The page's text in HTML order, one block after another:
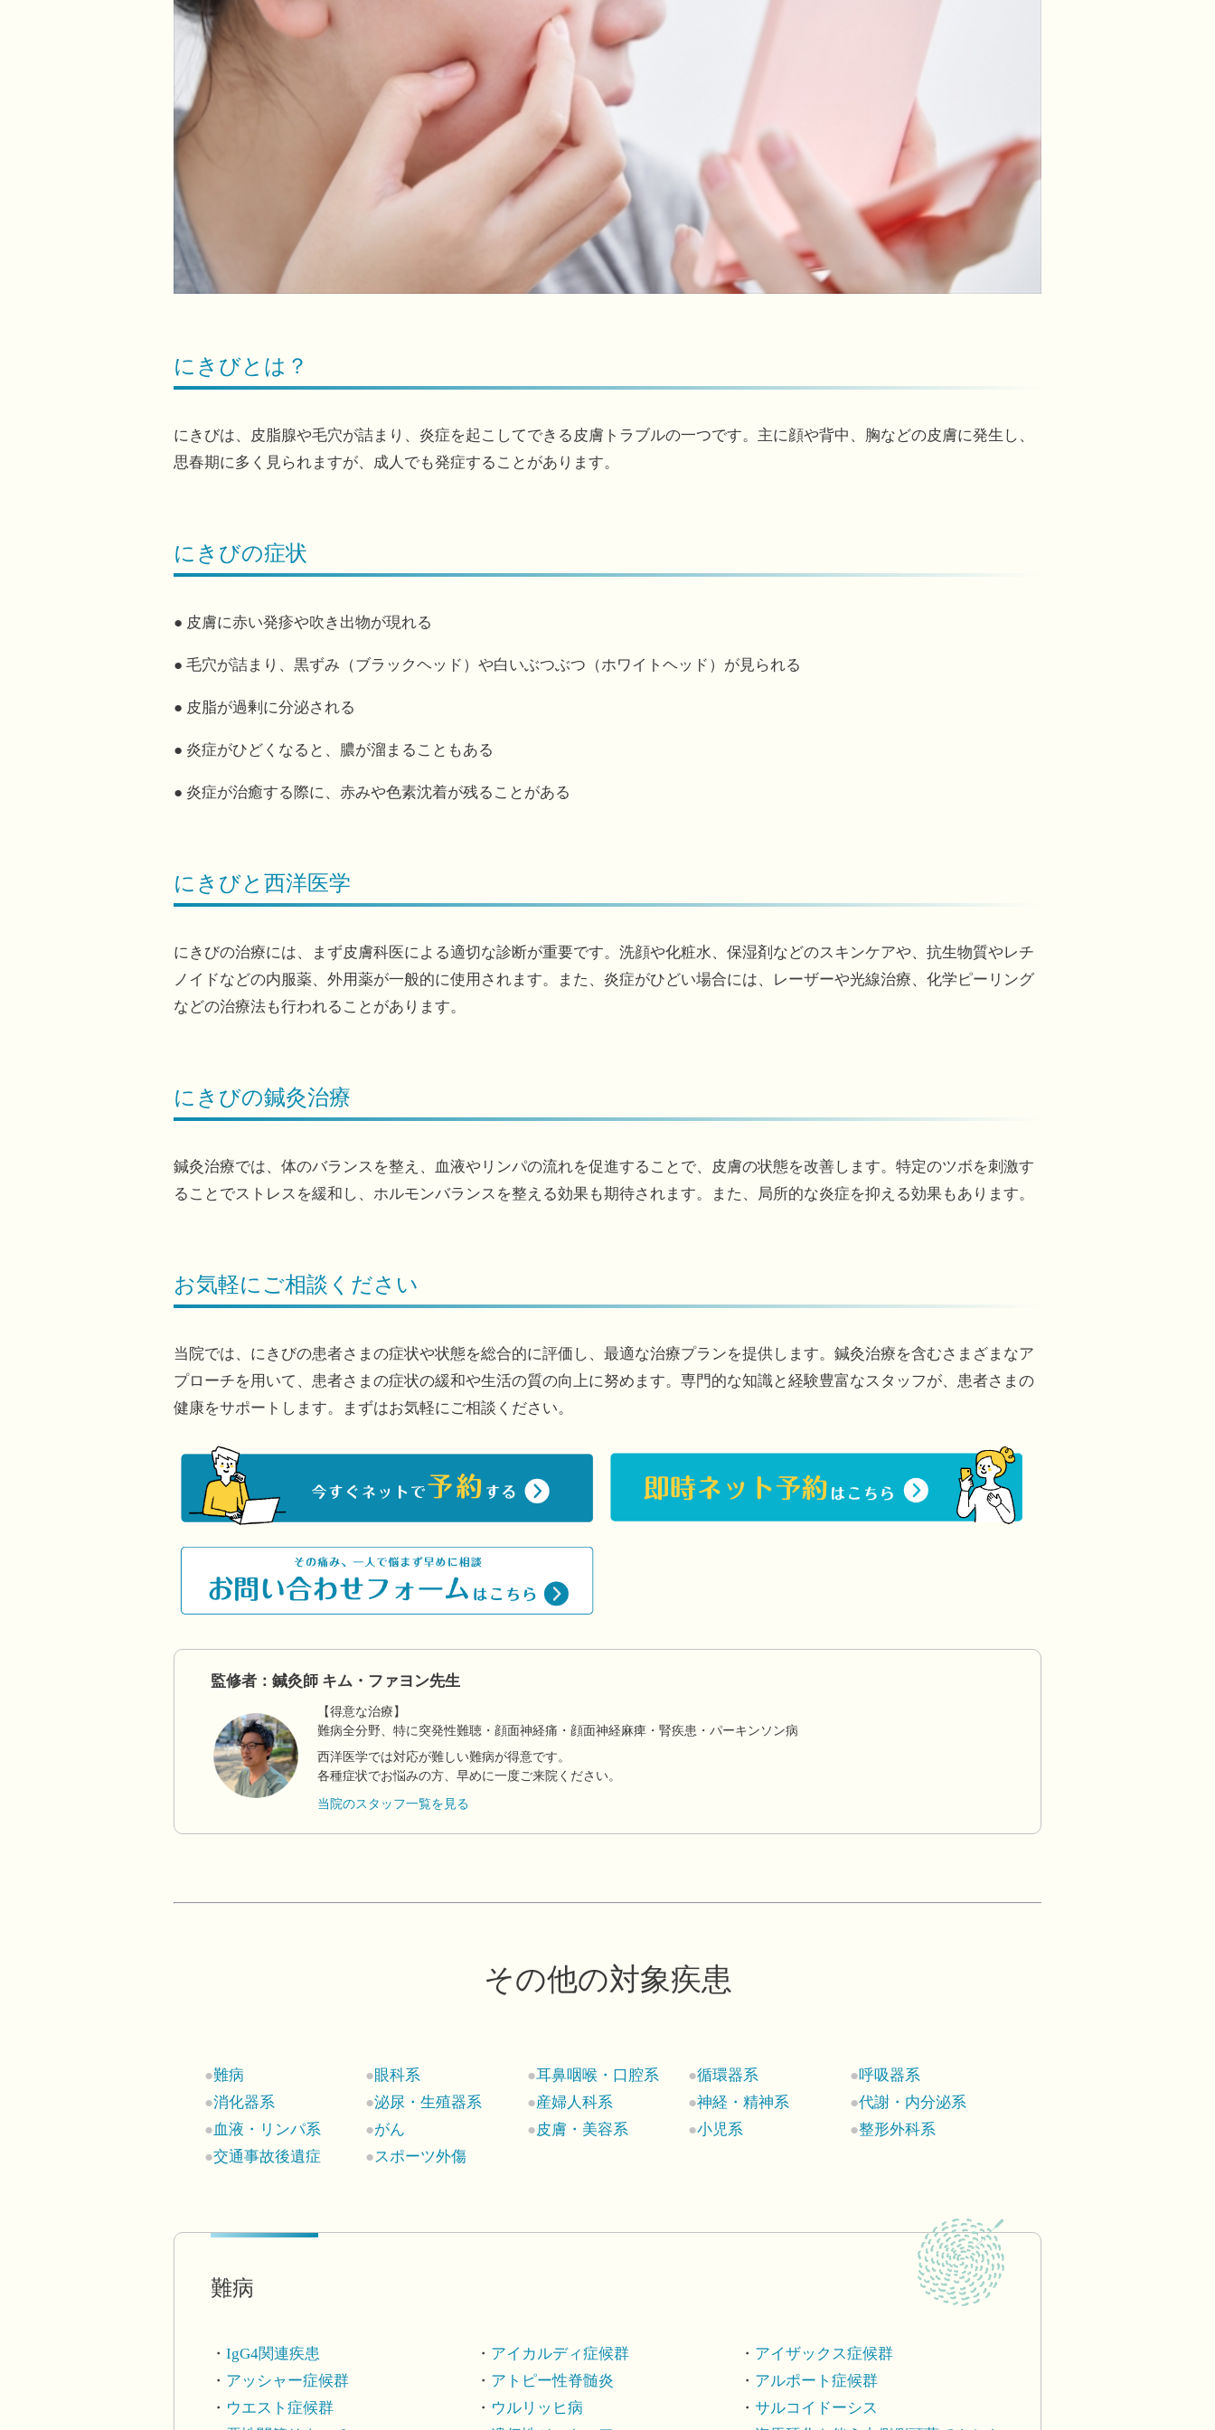
にきびとは？
にきびは、皮脂腺や毛穴が詰まり、炎症を起こしてできる皮膚トラブルの一つです。主に顔や背中、胸などの皮膚に発生し、
思春期に多く見られますが、成人でも発症することがあります。
にきびの症状
● 皮膚に赤い発疹や吹き出物が現れる
● 毛穴が詰まり、黒ずみ（ブラックヘッド）や白いぶつぶつ（ホワイトヘッド）が見られる
● 皮脂が過剰に分泌される
● 炎症がひどくなると、膿が溜まることもある
● 炎症が治癒する際に、赤みや色素沈着が残ることがある
にきびと西洋医学
にきびの治療には、まず皮膚科医による適切な診断が重要です。洗顔や化粧水、保湿剤などのスキンケアや、抗生物質やレチ
ノイドなどの内服薬、外用薬が一般的に使用されます。また、炎症がひどい場合には、レーザーや光線治療、化学ピーリング
などの治療法も行われることがあります。
にきびの鍼灸治療
鍼灸治療では、体のバランスを整え、血液やリンパの流れを促進することで、皮膚の状態を改善します。特定のツボを刺激す
ることでストレスを緩和し、ホルモンバランスを整える効果も期待されます。また、局所的な炎症を抑える効果もあります。
お気軽にご相談ください
当院では、にきびの患者さまの症状や状態を総合的に評価し、最適な治療プランを提供します。鍼灸治療を含むさまざまなア
プローチを用いて、患者さまの症状の緩和や生活の質の向上に努めます。専門的な知識と経験豊富なスタッフが、患者さまの
健康をサポートします。まずはお気軽にご相談ください。
監修者：鍼灸師 キム・ファヨン先生
【得意な治療】
難病全分野、特に突発性難聴・顔面神経痛・顔面神経麻痺・腎疾患・パーキンソン病
西洋医学では対応が難しい難病が得意です。
各種症状でお悩みの方、早めに一度ご来院ください。
当院のスタッフ一覧を見る
その他の対象疾患
難病 眼科系 耳鼻咽喉・口腔系 循環器系
呼吸器系
消化器系
泌尿・生殖器系 産婦人科系 神経・精神系
代謝・内分泌系
血液・リンパ系
がん 皮膚・美容系 小児系
整形外科系
交通事故後遺症
スポーツ外傷
難病
IgG4関連疾患 アイカルディ症候群
アイザックス症候群
アッシャー症候群
アトピー性脊髄炎
アルポート症候群
ウエスト症候群
ウルリッヒ病
サルコイドーシス